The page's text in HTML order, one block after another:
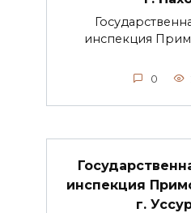
инспекция
0
инспекция
г.